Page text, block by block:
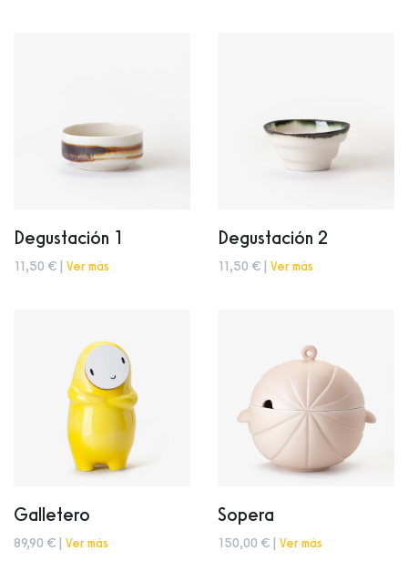
Degustación 1
11,50 € | Ver más
Degustación 2
11,50 € | Ver más
Galletero
89,90 € | Ver más
Sopera
150,00 € | Ver más